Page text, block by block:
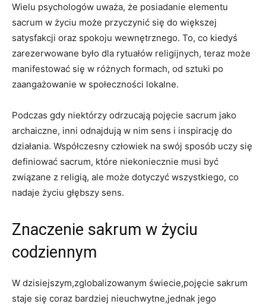
Wielu psychologów uważa, że posiadanie elementu
sacrum w życiu może przyczynić się do większej
satysfakcji oraz spokoju wewnętrznego. To, co kiedyś
zarezerwowane było dla rytuałów religijnych, teraz może
manifestować się w różnych formach, od sztuki po
zaangażowanie w społeczności lokalne.
Podczas gdy niektórzy odrzucają pojęcie sacrum jako
archaiczne, inni odnajdują w nim sens i inspirację do
działania. Współczesny człowiek na swój sposób uczy się
definiować sacrum, które niekoniecznie musi być
związane z religią, ale może dotyczyć wszystkiego, co
nadaje życiu głębszy sens.
Znaczenie sakrum w życiu
codziennym
W dzisiejszym,zglobalizowanym świecie,pojęcie sakrum
staje się coraz bardziej nieuchwytne,jednak jego